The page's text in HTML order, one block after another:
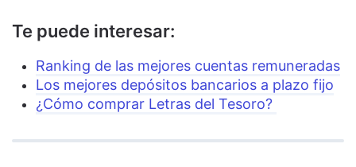
Te puede interesar:
Ranking de las mejores cuentas remuneradas
Los mejores depósitos bancarios a plazo fijo
¿Cómo comprar Letras del Tesoro?